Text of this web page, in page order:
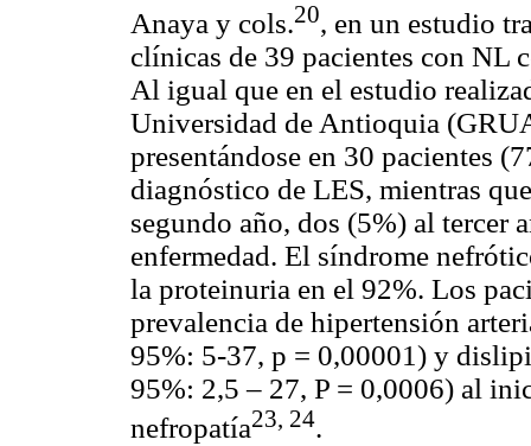
Anaya y cols.20, en un estudio
clínicas de 39 pacientes con NL
Al igual que en el estudio
Universidad de Antioquia
presentándose en 30 pacientes
diagnóstico de LES, mientras
segundo año, dos (5%) al tercer
enfermedad. El síndrome
la proteinuria en el 92%. Los
prevalencia de hipertensión
95%: 5-37, p = 0,00001) y
95%: 2,5 – 27, P = 0,0006) al
nefropatía23, 24.